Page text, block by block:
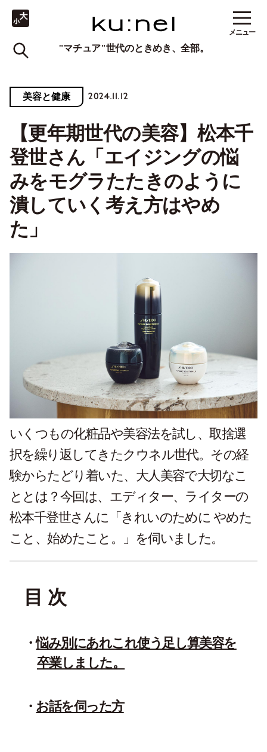
"マチュア"世代のときめき、全部。
メニュー
美容と健康 2024.11.12
【更年期世代の美容】松本千
登世さん「エイジングの悩
みをモグラたたきのように
潰していく考え方はやめ
た」
いくつもの化粧品や美容法を試し、取捨選
択を繰り返してきたクウネル世代。その経
験からたどり着いた、大人美容で大切なこ
ととは？今回は、エディター、ライターの
松本千登世さんに「きれいのために やめた
こと、始めたこと。」を伺いました。
目 次
悩み別にあれこれ使う足し算美容を
卒業しました。
お話を伺った方